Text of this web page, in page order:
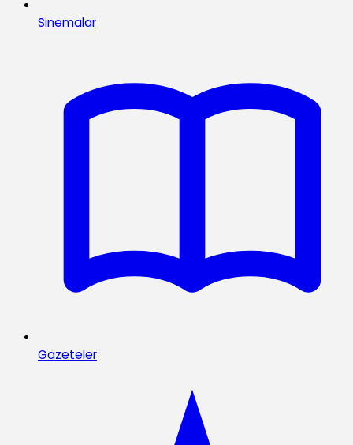
Sinemalar
Gazeteler